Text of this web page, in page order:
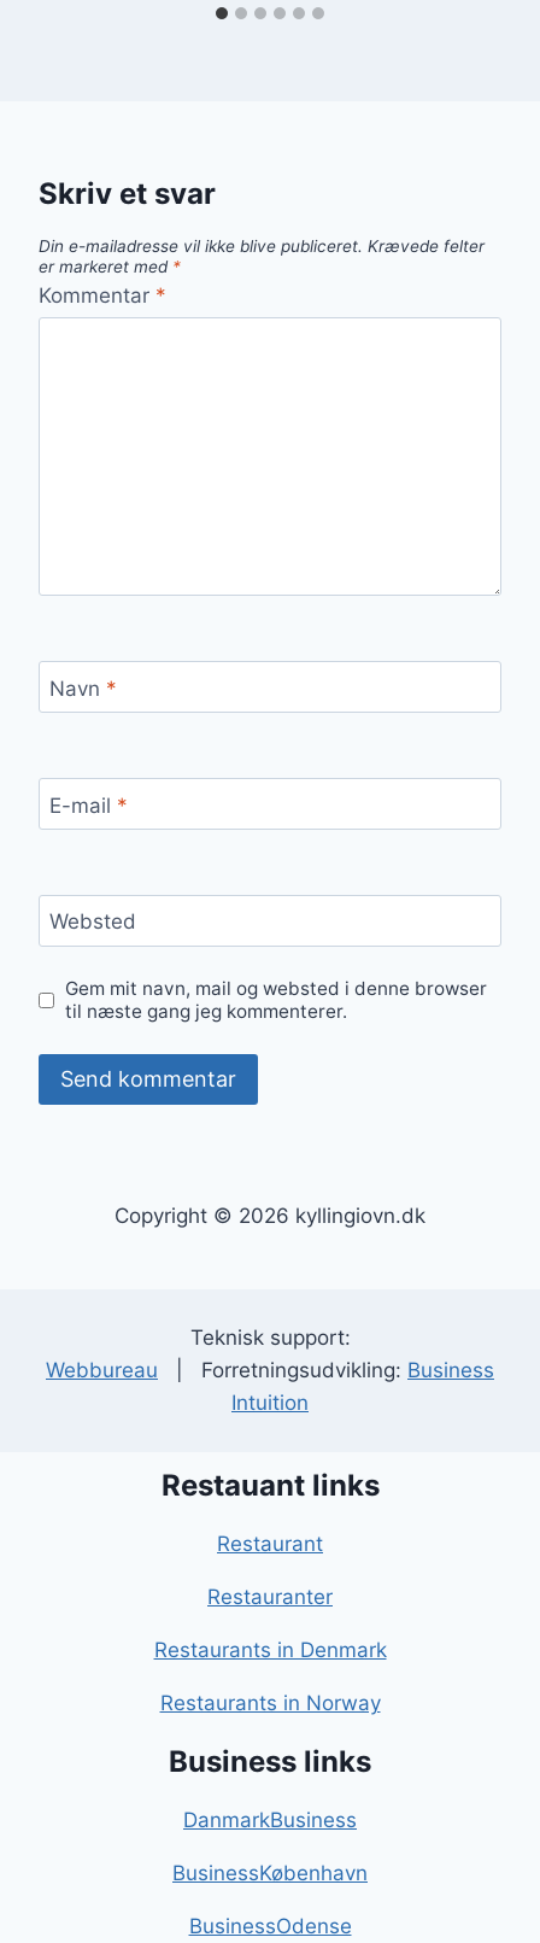
Skriv et svar
Din e-mailadresse vil ikke blive publiceret. Krævede felter
er markeret med *
Kommentar *
Navn *
E-mail *
Websted
Gem mit navn, mail og websted i denne browser
til næste gang jeg kommenterer.
Copyright © 2026 kyllingiovn.dk
Teknisk support:
Webbureau | Forretningsudvikling: Business
Intuition
Restauant links
Restaurant
Restauranter
Restaurants in Denmark
Restaurants in Norway
Business links
DanmarkBusiness
BusinessKøbenhavn
BusinessOdense